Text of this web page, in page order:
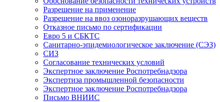
Разрешение на применение
Разрешение на ввоз озоноразрушающих веществ
Отказное письмо по сертификации
Евро 5 и СБКТС
Санитарно-эпидемиологическое заключение (СЭЗ)
СИЗ
Согласование технических условий
Экспертное заключение Роспотребнадзора
Экспертиза промышленной безопасности
Экспертное заключение Роспотребнадзора
Письмо ВНИИС